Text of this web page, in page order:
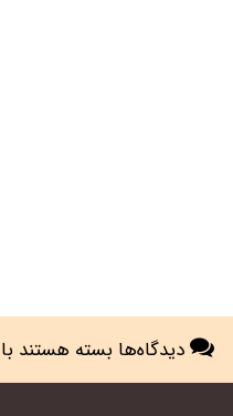
دیدگاه‌ها برای
طراحی
بسته هستند با